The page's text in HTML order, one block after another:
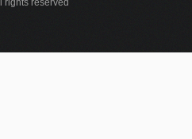
rights reserved